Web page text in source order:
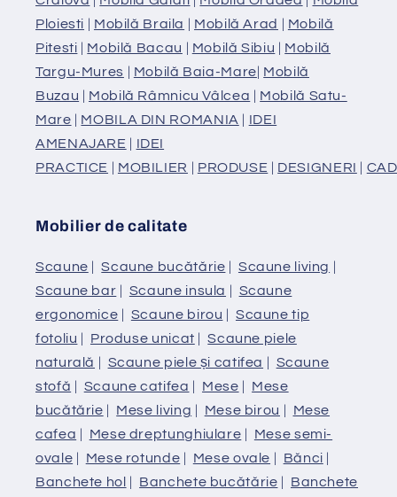
Ploiesti | Mobilă Braila | Mobilă Arad | Mobilă
Pitesti | Mobilă Bacau | Mobilă Sibiu | Mobilă
Targu-Mures | Mobilă Baia-Mare| Mobilă
Buzau | Mobilă Râmnicu Vâlcea | Mobilă Satu-
Mare | MOBILA DIN ROMANIA | IDEI
AMENAJARE | IDEI
PRACTICE | MOBILIER | PRODUSE | DESIGNERI |
Mobilier de calitate
Scaune |Scaune bucătărie | Scaune living |
Scaune bar | Scaune insula | Scaune
ergonomice | Scaune birou | Scaune tip
fotoliu | Produse unicat |Scaune piele
naturală | Scaune piele și catifea | Scaune
stofă | Scaune catifea | Mese | Mese
bucătărie | Mese living | Mese birou | Mese
cafea | Mese dreptunghiulare | Mese semi-
ovale | Mese rotunde | Mese ovale | Bănci |
Banchete hol | Banchete bucătărie | Banchete